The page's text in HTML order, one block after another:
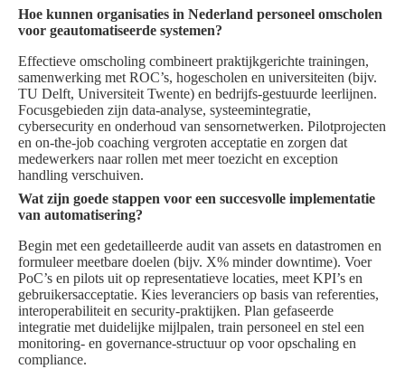
Hoe kunnen organisaties in Nederland personeel omscholen
voor geautomatiseerde systemen?
Effectieve omscholing combineert praktijkgerichte trainingen,
samenwerking met ROC’s, hogescholen en universiteiten (bijv.
TU Delft, Universiteit Twente) en bedrijfs-gestuurde leerlijnen.
Focusgebieden zijn data-analyse, systeemintegratie,
cybersecurity en onderhoud van sensornetwerken. Pilotprojecten
en on-the-job coaching vergroten acceptatie en zorgen dat
medewerkers naar rollen met meer toezicht en exception
handling verschuiven.
Wat zijn goede stappen voor een succesvolle implementatie
van automatisering?
Begin met een gedetailleerde audit van assets en datastromen en
formuleer meetbare doelen (bijv. X% minder downtime). Voer
PoC’s en pilots uit op representatieve locaties, meet KPI’s en
gebruikersacceptatie. Kies leveranciers op basis van referenties,
interoperabiliteit en security-praktijken. Plan gefaseerde
integratie met duidelijke mijlpalen, train personeel en stel een
monitoring- en governance-structuur op voor opschaling en
compliance.